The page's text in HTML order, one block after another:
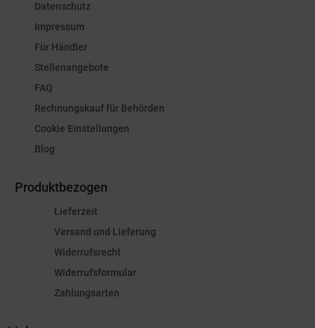
Datenschutz
Impressum
Für Händler
Stellenangebote
FAQ
Rechnungskauf für Behörden
Cookie Einstellungen
Blog
Produktbezogen
Lieferzeit
Versand und Lieferung
Widerrufsrecht
Widerrufsformular
Zahlungsarten